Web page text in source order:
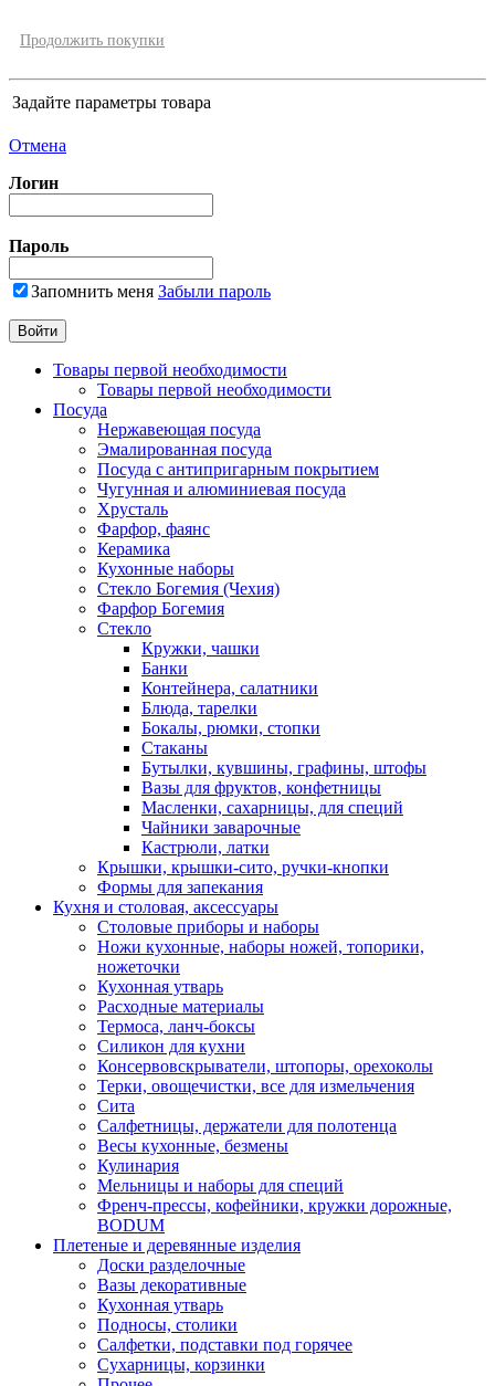
Продолжить покупки
Задайте параметры товара
Отмена
Логин
Пароль
Запомнить меня Забыли пароль
Товары первой необходимости
Товары первой необходимости
Посуда
Нержавеющая посуда
Эмалированная посуда
Посуда с антипригарным покрытием
Чугунная и алюминиевая посуда
Хрусталь
Фарфор, фаянс
Керамика
Кухонные наборы
Стекло Богемия (Чехия)
Фарфор Богемия
Стекло
Кружки, чашки
Банки
Контейнера, салатники
Блюда, тарелки
Бокалы, рюмки, стопки
Стаканы
Бутылки, кувшины, графины, штофы
Вазы для фруктов, конфетницы
Масленки, сахарницы, для специй
Чайники заварочные
Кастрюли, латки
Крышки, крышки-сито, ручки-кнопки
Формы для запекания
Кухня и столовая, аксессуары
Столовые приборы и наборы
Ножи кухонные, наборы ножей, топорики,
ножеточки
Кухонная утварь
Расходные материалы
Термоса, ланч-боксы
Силикон для кухни
Консервовскрыватели, штопоры, орехоколы
Терки, овощечистки, все для измельчения
Сита
Салфетницы, держатели для полотенца
Весы кухонные, безмены
Кулинария
Мельницы и наборы для специй
Френч-прессы, кофейники, кружки дорожные,
BODUM
Плетеные и деревянные изделия
Доски разделочные
Вазы декоративные
Кухонная утварь
Подносы, столики
Салфетки, подставки под горячее
Сухарницы, корзинки